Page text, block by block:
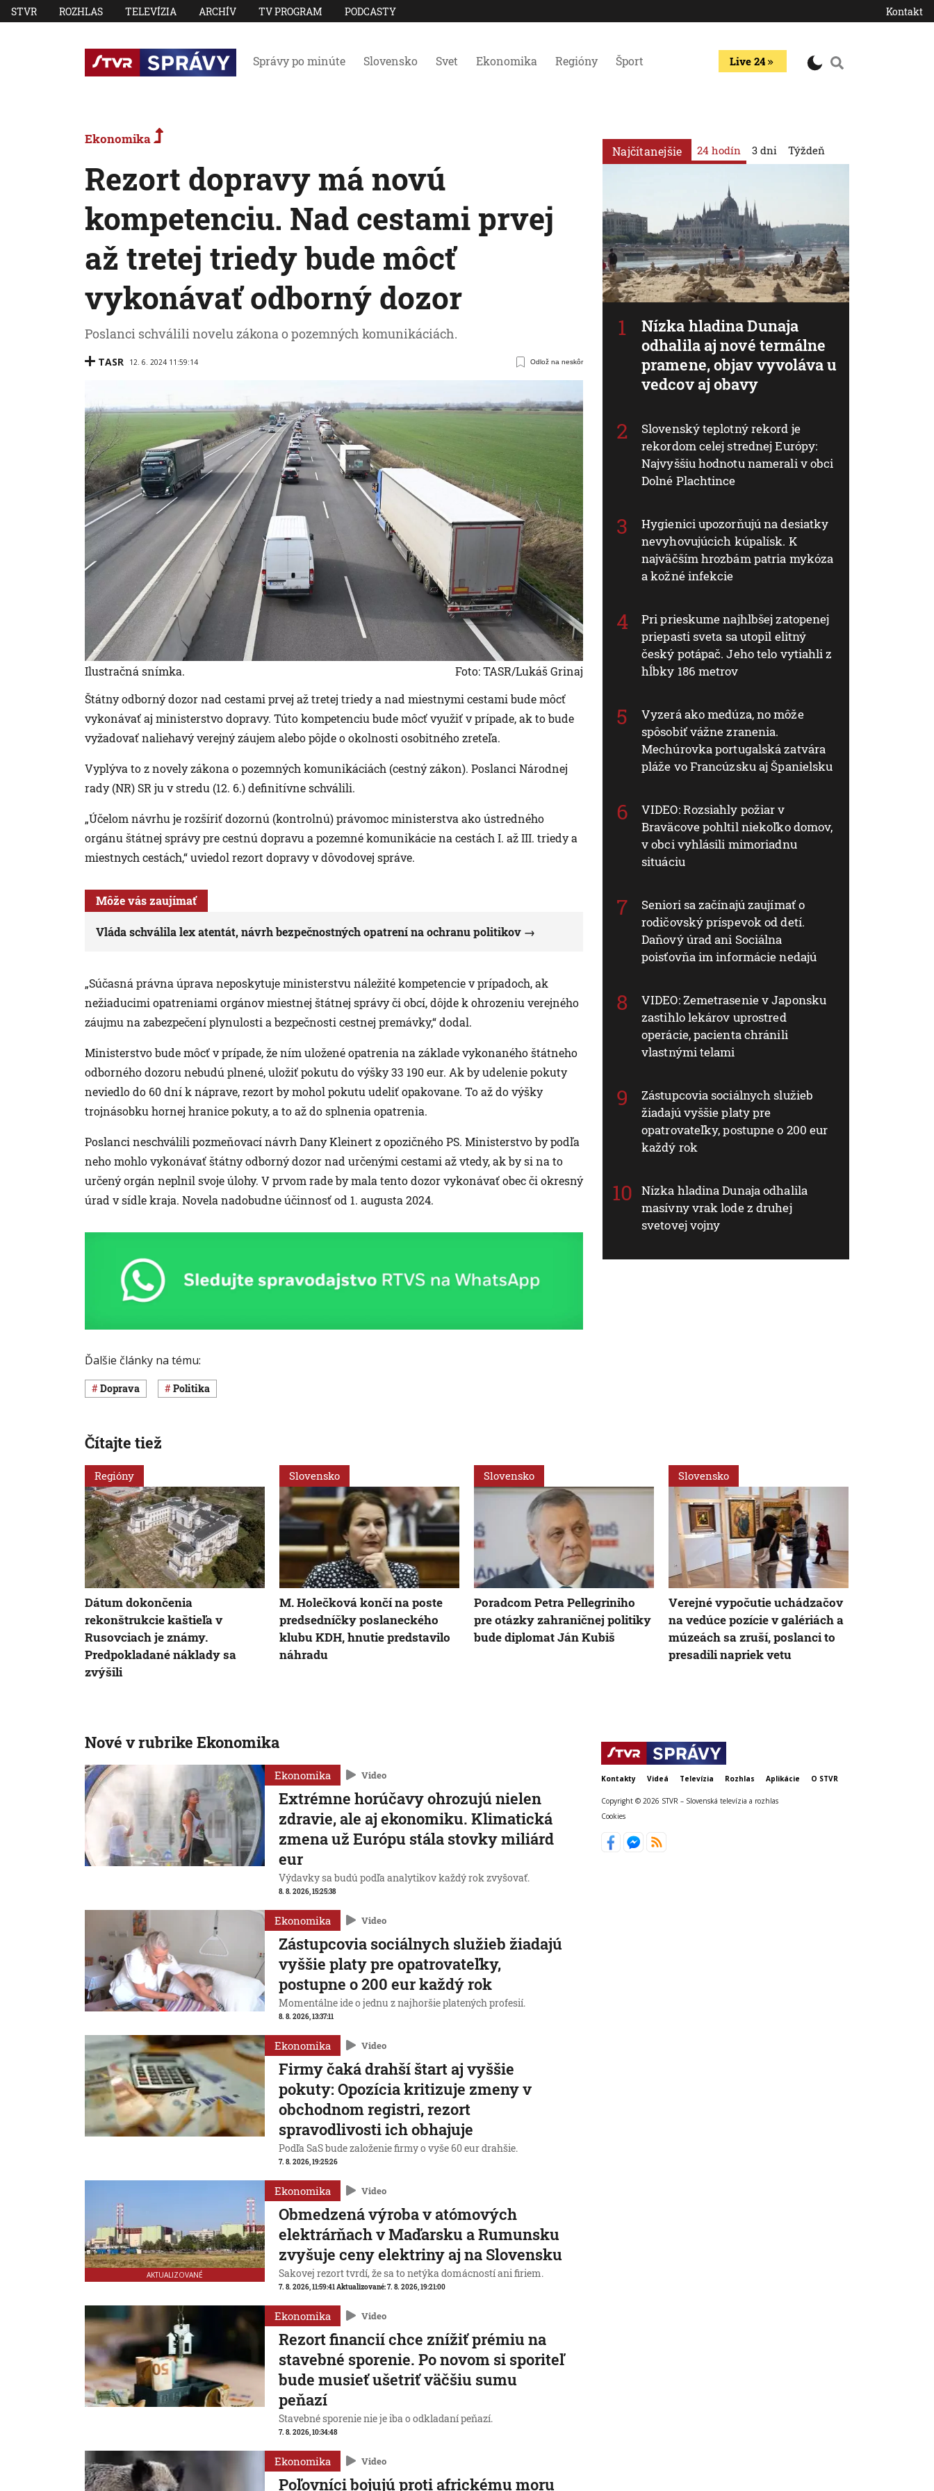
STVR ROZHLAS TELEVÍZIA ARCHÍV TV PROGRAM PODCASTY Kontakt
Správy po minúte Slovensko Svet Ekonomika Regióny Šport Live 24
Ekonomika
Rezort dopravy má novú
kompetenciu. Nad cestami prvej
až tretej triedy bude môcť
vykonávať odborný dozor
Poslanci schválili novelu zákona o pozemných komunikáciách.
TASR 12. 6. 2024 11:59:14 Odlož na neskôr
Ilustračná snímka.
Foto: TASR/Lukáš Grinaj
Štátny odborný dozor nad cestami prvej až tretej triedy a nad miestnymi cestami bude môcť
vykonávať aj ministerstvo dopravy. Túto kompetenciu bude môcť využiť v prípade, ak to bude
vyžadovať naliehavý verejný záujem alebo pôjde o okolnosti osobitného zreteľa.
Vyplýva to z novely zákona o pozemných komunikáciách (cestný zákon). Poslanci Národnej
rady (NR) SR ju v stredu (12. 6.) definitívne schválili.
„Účelom návrhu je rozšíriť dozornú (kontrolnú) právomoc ministerstva ako ústredného
orgánu štátnej správy pre cestnú dopravu a pozemné komunikácie na cestách I. až III. triedy a
miestnych cestách,“ uviedol rezort dopravy v dôvodovej správe.
Môže vás zaujímať
Vláda schválila lex atentát, návrh bezpečnostných opatrení na ochranu politikov
„Súčasná právna úprava neposkytuje ministerstvu náležité kompetencie v prípadoch, ak
nežiaducimi opatreniami orgánov miestnej štátnej správy či obcí, dôjde k ohrozeniu verejného
záujmu na zabezpečení plynulosti a bezpečnosti cestnej premávky,“ dodal.
Ministerstvo bude môcť v prípade, že ním uložené opatrenia na základe vykonaného štátneho
odborného dozoru nebudú plnené, uložiť pokutu do výšky 33 190 eur. Ak by udelenie pokuty
neviedlo do 60 dní k náprave, rezort by mohol pokutu udeliť opakovane. To až do výšky
trojnásobku hornej hranice pokuty, a to až do splnenia opatrenia.
Poslanci neschválili pozmeňovací návrh Dany Kleinert z opozičného PS. Ministerstvo by podľa
neho mohlo vykonávať štátny odborný dozor nad určenými cestami až vtedy, ak by si na to
určený orgán neplnil svoje úlohy. V prvom rade by mala tento dozor vykonávať obec či okresný
úrad v sídle kraja. Novela nadobudne účinnosť od 1. augusta 2024.
Ďalšie články na tému:
Doprava Politika
Najčítanejšie 24 hodín
Nízka hladina Dunaja
odhalila aj nové termálne
pramene, objav vyvoláva u
vedcov aj obavy
Slovenský teplotný rekord je
rekordom celej strednej Európy:
Najvyššiu hodnotu namerali v obci
Dolné Plachtince
Hygienici upozorňujú na desiatky
nevyhovujúcich kúpalísk. K
najväčším hrozbám patria mykóza
a kožné infekcie
Pri prieskume najhlbšej zatopenej
priepasti sveta sa utopil elitný
český potápač. Jeho telo vytiahli z
hĺbky 186 metrov
Vyzerá ako medúza, no môže
spôsobiť vážne zranenia.
Mechúrovka portugalská zatvára
pláže vo Francúzsku aj Španielsku
VIDEO: Rozsiahly požiar v
Braväcove pohltil niekoľko domov,
v obci vyhlásili mimoriadnu
situáciu
Seniori sa začínajú zaujímať o
rodičovský príspevok od detí.
Daňový úrad ani Sociálna
poisťovňa im informácie nedajú
VIDEO: Zemetrasenie v Japonsku
zastihlo lekárov uprostred
operácie, pacienta chránili
vlastnými telami
Zástupcovia sociálnych služieb
žiadajú vyššie platy pre
opatrovateľky, postupne o 200 eur
každý rok
Nízka hladina Dunaja odhalila
masívny vrak lode z druhej
svetovej vojny
3 dni Týždeň
Čítajte tiež
Regióny
Dátum dokončenia
rekonštrukcie kaštieľa v
Rusovciach je známy.
Predpokladané náklady sa
zvýšili
Slovensko
M. Holečková končí na poste
predsedníčky poslaneckého
klubu KDH, hnutie predstavilo
náhradu
Slovensko
Poradcom Petra Pellegriniho
pre otázky zahraničnej politiky
bude diplomat Ján Kubiš
Slovensko
Verejné vypočutie uchádzačov
na vedúce pozície v galériách a
múzeách sa zruší, poslanci to
presadili napriek vetu
Nové v rubrike Ekonomika
Ekonomika Video
Extrémne horúčavy ohrozujú nielen
zdravie, ale aj ekonomiku. Klimatická
zmena už Európu stála stovky miliárd
eur
Výdavky sa budú podľa analytikov každý rok zvyšovať.
8. 8. 2026, 15:25:38
Ekonomika Video
Zástupcovia sociálnych služieb žiadajú
vyššie platy pre opatrovateľky,
postupne o 200 eur každý rok
Momentálne ide o jednu z najhoršie platených profesií.
8. 8. 2026, 13:37:11
Ekonomika Video
Firmy čaká drahší štart aj vyššie
pokuty: Opozícia kritizuje zmeny v
obchodnom registri, rezort
spravodlivosti ich obhajuje
Podľa SaS bude založenie firmy o vyše 60 eur drahšie.
7. 8. 2026, 19:25:26
AKTUALIZOVANÉ
Ekonomika Video
Obmedzená výroba v atómových
elektrárňach v Maďarsku a Rumunsku
zvyšuje ceny elektriny aj na Slovensku
Sakovej rezort tvrdí, že sa to netýka domácností ani firiem.
7. 8. 2026, 11:59:41Aktualizované:7. 8. 2026, 19:21:00
Ekonomika Video
Rezort financií chce znížiť prémiu na
stavebné sporenie. Po novom si sporiteľ
bude musieť ušetriť väčšiu sumu
peňazí
Stavebné sporenie nie je iba o odkladaní peňazí.
7. 8. 2026, 10:34:48
Ekonomika Video
Poľovníci bojujú proti africkému moru
Kontakty Videá Televízia Rozhlas Aplikácie O STVR
Copyright © 2026 STVR – Slovenská televízia a rozhlas
Cookies